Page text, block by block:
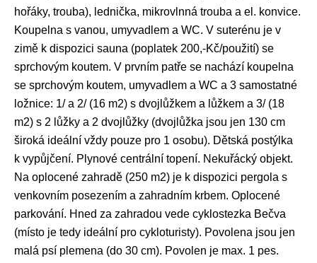
hořáky, trouba), lednička, mikrovlnná trouba a el. konvice.
Koupelna s vanou, umyvadlem a WC. V suterénu je v
zimě k dispozici sauna (poplatek 200,-Kč/použití) se
sprchovým koutem. V prvním patře se nachází koupelna
se sprchovým koutem, umyvadlem a WC a 3 samostatné
ložnice: 1/ a 2/ (16 m2) s dvojlůžkem a lůžkem a 3/ (18
m2) s 2 lůžky a 2 dvojlůžky (dvojlůžka jsou jen 130 cm
široká ideální vždy pouze pro 1 osobu). Dětská postýlka
k vypůjčení. Plynové centrální topení. Nekuřácký objekt.
Na oplocené zahradě (250 m2) je k dispozici pergola s
venkovním posezením a zahradním krbem. Oplocené
parkování. Hned za zahradou vede cyklostezka Bečva
(místo je tedy ideální pro cykloturisty). Povolena jsou jen
malá psí plemena (do 30 cm). Povolen je max. 1 pes.